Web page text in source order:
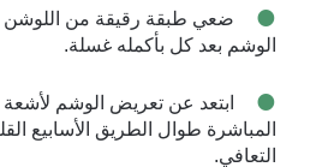
ضعي طبقة رقيقة من اللوشن
الوشم بعد كل بأكمله غسلة.
ابتعد عن تعريض الوشم
المباشرة طوال الطريق الأسابيع
التعافي.